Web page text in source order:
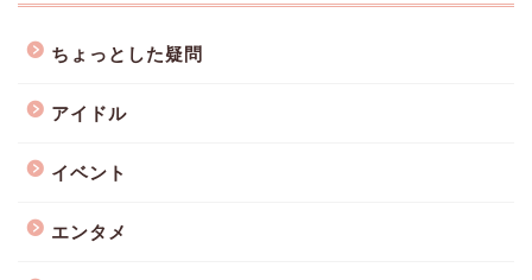
ちょっとした疑問
アイドル
イベント
エンタメ